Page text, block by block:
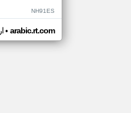
NH91ES
• arabic.rt.com